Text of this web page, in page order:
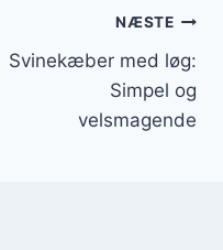
NÆSTE
Svinekæber med løg:
Simpel og
velsmagende